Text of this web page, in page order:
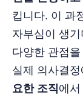
킵니다. 이 과
자부심이 생기
다양한 관점
실제 의사결
요한 조직에서